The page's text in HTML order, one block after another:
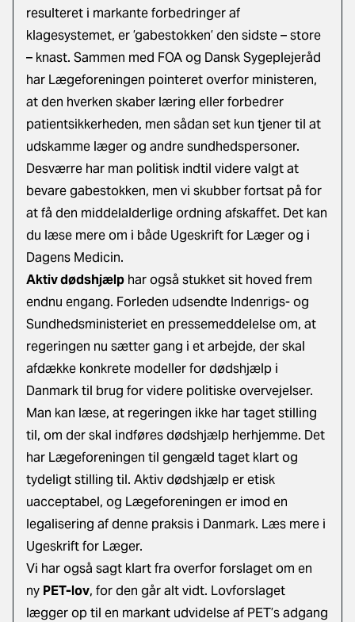
resulteret i markante forbedringer af
klagesystemet, er ’gabestokken’ den sidste – store
– knast. Sammen med FOA og Dansk Sygeplejeråd
har Lægeforeningen pointeret overfor ministeren,
at den hverken skaber læring eller forbedrer
patientsikkerheden, men sådan set kun tjener til at
udskamme læger og andre sundhedspersoner.
Desværre har man politisk indtil videre valgt at
bevare gabestokken, men vi skubber fortsat på for
at få den middelalderlige ordning afskaffet. Det kan
du læse mere om i både Ugeskrift for Lægerog i
Dagens Medicin.
Aktiv dødshjælp har også stukket sit hoved frem
endnu engang. Forleden udsendte Indenrigs- og
Sundhedsministeriet en pressemeddelelse om, at
regeringen nu sætter gang i et arbejde, der skal
afdække konkrete modeller for dødshjælp i
Danmark til brug for videre politiske overvejelser.
Man kan læse, at regeringen ikke har taget stilling
til, om der skal indføres dødshjælp herhjemme. Det
har Lægeforeningen til gengæld taget klart og
tydeligt stilling til. Aktiv dødshjælp er etisk
uacceptabel, og Lægeforeningen er imod en
legalisering af denne praksis i Danmark. Læs mere i
Ugeskrift for Læger.
Vi har også sagt klart fra overfor forslaget om en
ny PET-lov, for den går alt vidt. Lovforslaget
lægger op til en markant udvidelse af PET’s adgang